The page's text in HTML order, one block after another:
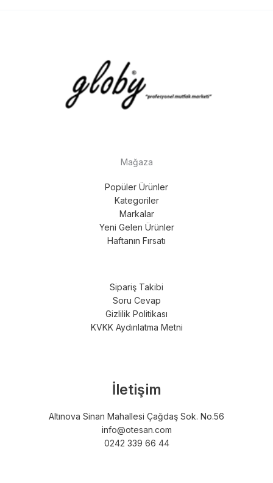
Mağaza
Popüler Ürünler
Kategoriler
Markalar
Yeni Gelen Ürünler
Haftanın Fırsatı
Sipariş Takibi
Soru Cevap
Gizlilik Politikası
KVKK Aydınlatma Metni
İletişim
Altınova Sinan Mahallesi Çağdaş Sok. No.56
info@otesan.com
0242 339 66 44